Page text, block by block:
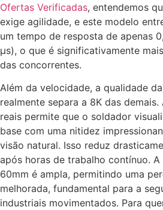
Ofertas Verificadas, entendemos
exige agilidade, e este modelo
um tempo de resposta de apenas
µs), o que é significativamente
das concorrentes.
Além da velocidade, a qualidade
realmente separa a 8K das
reais permite que o soldador
base com uma nitidez
visão natural. Isso reduz
após horas de trabalho contínuo.
60mm é ampla, permitindo uma
melhorada, fundamental para a
industriais movimentados. Para